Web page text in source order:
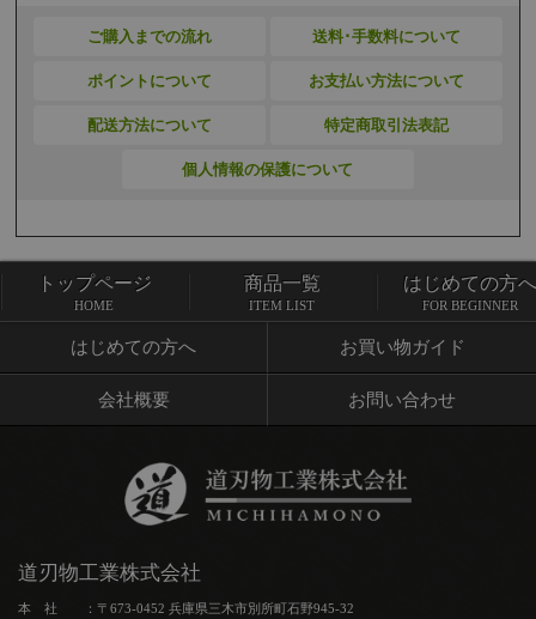
ご購入までの流れ 送料･手数料について
ポイントについて お支払い方法について
配送方法について 特定商取引法表記
個人情報の保護について
トップページ 商品一覧
はじめての方へ お買い物ガイド
会社概要 お問い合わせ
トップページ
HOME
商品一覧
ITEM LIST
はじめての方へ
FOR BEGINNER
道刃物工業株式会社
本 社 ：〒673-0452 兵庫県三木市別所町石野945-32